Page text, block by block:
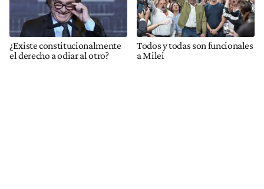
¿Existe constitucionalmente
el derecho a odiar al otro?
Todos y todas son funcionales
a Milei